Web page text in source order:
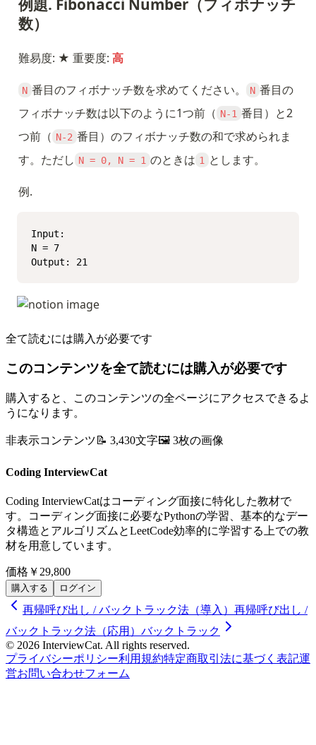
例題. Fibonacci Number（フィボナッチ
数）
難易度: ★ 重要度: 高
N 番目のフィボナッチ数を求めてください。 N 番目の
フィボナッチ数は以下のように1つ前（ N-1 番目）と2
つ前（ N-2 番目）のフィボナッチ数の和で求められま
す。ただし N = 0, N = 1 のときは 1 とします。
例.
Input:
N = 7
Output: 21
全て読むには購入が必要です
このコンテンツを全て読むには購入が必要です
購入すると、このコンテンツの全ページにアクセスできるよ
うになります。
非表示コンテンツ 📝 3,430文字🖼️ 3枚の画像
Coding InterviewCat
Coding InterviewCatはコーディング面接に特化した教材で
す。コーディング面接に必要なPythonの学習、基本的なデー
タ構造とアルゴリズムとLeetCode効率的に学習する上での教
材を用意しています。
価格 ￥29,800
購入する ログイン
再帰呼び出し / バックトラック法（導入） 再帰呼び出し /
バックトラック法（応用）バックトラック
© 2026 InterviewCat. All rights reserved.
プライバシーポリシー利用規約特定商取引法に基づく表記運
営お問い合わせフォーム